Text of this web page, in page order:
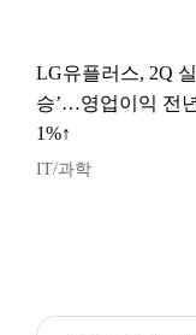
LG유플러스, 2Q
승’…영업이익 전
1%↑
IT/과학